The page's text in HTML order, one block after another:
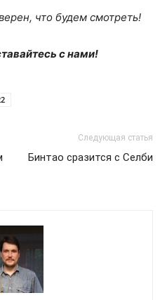
что будем смотреть!
с нами!
Следующая статья
Бинтао сразится с Селби